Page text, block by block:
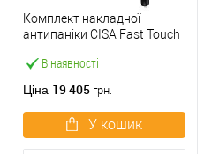
В наявності
Комплект накладної
антипаніки CISA Fast Touch
точковий вверх-вниз
Ціна 19 405 грн.
У кошик